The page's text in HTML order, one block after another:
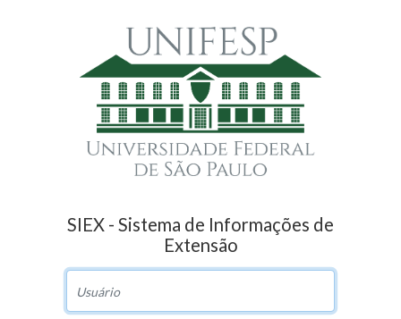
SIEX - Sistema de Informações de
Extensão